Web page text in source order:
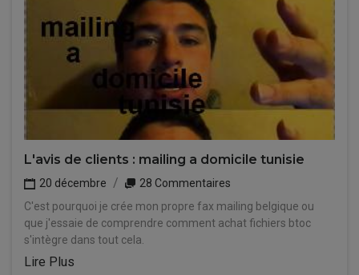
L'avis de clients : mailing a domicile tunisie
20 décembre
28 Commentaires
C'est pourquoi je crée mon propre fax mailing belgique ou
que j'essaie de comprendre comment achat fichiers btoc
s'intègre dans tout cela.
Lire Plus